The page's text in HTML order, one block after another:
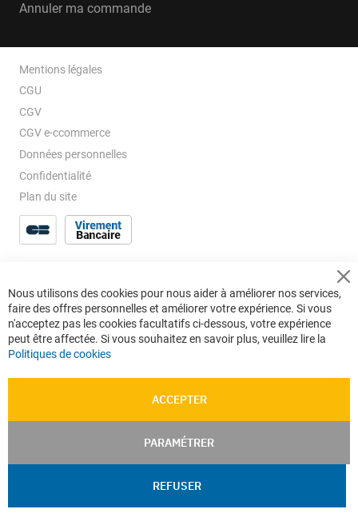
Annuler ma commande
Mentions légales
CGU
CGV
CGV e-ccommerce
Données personnelles
Confidentialité
Plan du site
Nous utilisons des cookies pour nous aider à améliorer nos services,
faire des offres personnelles et améliorer votre expérience. Si vous
n'acceptez pas les cookies facultatifs ci-dessous, votre expérience
peut être affectée. Si vous souhaitez en savoir plus, veuillez lire la
Politiques de cookies
ACCEPTER
PARAMÉTRER
REFUSER